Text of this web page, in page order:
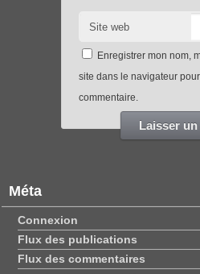
Site web
Enregistrer mon nom,
site dans le navigateur
commentaire.
Méta
Connexion
Flux des publications
Flux des commentaires